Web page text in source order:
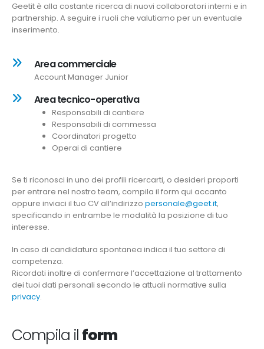
Geetit è alla costante ricerca di nuovi collaboratori interni e in
partnership. A seguire i ruoli che valutiamo per un eventuale
inserimento.
Area commerciale
Account Manager Junior
Area tecnico-operativa
Responsabili di cantiere
Responsabili di commessa
Coordinatori progetto
Operai di cantiere
Se ti riconosci in uno dei profili ricercarti, o desideri proporti
per entrare nel nostro team, compila il form qui accanto
oppure inviaci il tuo CV all’indirizzo personale@geet.it,
specificando in entrambe le modalità la posizione di tuo
interesse.
In caso di candidatura spontanea indica il tuo settore di
competenza.
Ricordati inoltre di confermare l’accettazione al trattamento
dei tuoi dati personali secondo le attuali normative sulla
privacy.
Compila il form